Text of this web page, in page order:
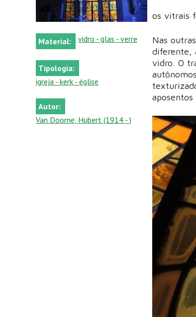
Material: vidro - glas - verre
Tipologia:
igreja - kerk - église
Autor:
Van Doorne, Hubert (1914 - )
os vitrais
Nas
diferente,
vidro. O